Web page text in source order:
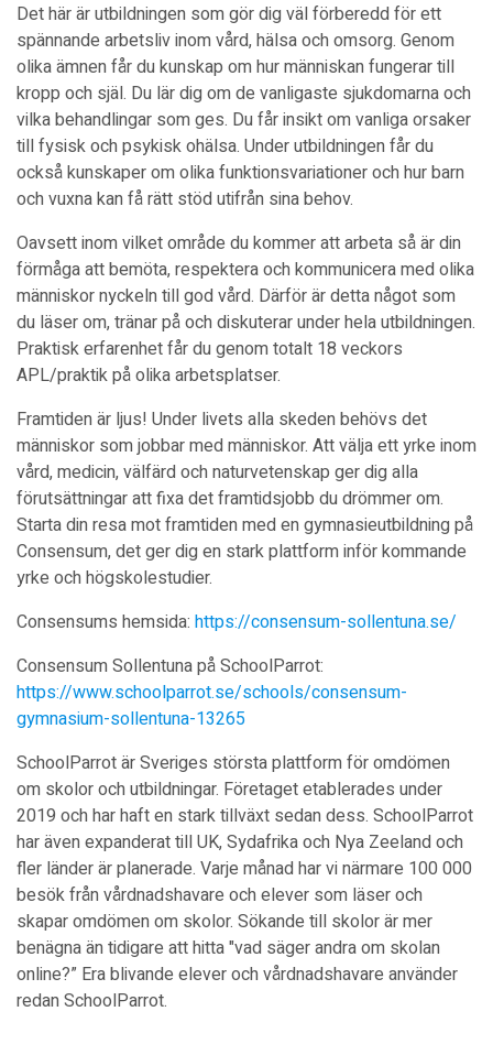
Det här är utbildningen som gör dig väl förberedd för ett
spännande arbetsliv inom vård, hälsa och omsorg. Genom
olika ämnen får du kunskap om hur människan fungerar till
kropp och själ. Du lär dig om de vanligaste sjukdomarna och
vilka behandlingar som ges. Du får insikt om vanliga orsaker
till fysisk och psykisk ohälsa. Under utbildningen får du
också kunskaper om olika funktionsvariationer och hur barn
och vuxna kan få rätt stöd utifrån sina behov.
Oavsett inom vilket område du kommer att arbeta så är din
förmåga att bemöta, respektera och kommunicera med olika
människor nyckeln till god vård. Därför är detta något som
du läser om, tränar på och diskuterar under hela utbildningen.
Praktisk erfarenhet får du genom totalt 18 veckors
APL/praktik på olika arbetsplatser.
Framtiden är ljus! Under livets alla skeden behövs det
människor som jobbar med människor. Att välja ett yrke inom
vård, medicin, välfärd och naturvetenskap ger dig alla
förutsättningar att fixa det framtidsjobb du drömmer om.
Starta din resa mot framtiden med en gymnasieutbildning på
Consensum, det ger dig en stark plattform inför kommande
yrke och högskolestudier.
Consensums hemsida: https://consensum-sollentuna.se/
Consensum Sollentuna på SchoolParrot:
https://www.schoolparrot.se/schools/consensum-
gymnasium-sollentuna-13265
SchoolParrot är Sveriges största plattform för omdömen
om skolor och utbildningar. Företaget etablerades under
2019 och har haft en stark tillväxt sedan dess. SchoolParrot
har även expanderat till UK, Sydafrika och Nya Zeeland och
fler länder är planerade. Varje månad har vi närmare 100 000
besök från vårdnadshavare och elever som läser och
skapar omdömen om skolor. Sökande till skolor är mer
benägna än tidigare att hitta "vad säger andra om skolan
online?” Era blivande elever och vårdnadshavare använder
redan SchoolParrot.